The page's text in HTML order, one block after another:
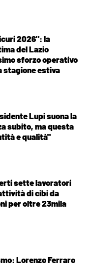
2026": la
del Lazio
sforzo operativo
stagione estiva
Lupi suona la
subito, ma questa
e qualità"
sette lavoratori
di cibi da
per oltre 23mila
Lorenzo Ferraro